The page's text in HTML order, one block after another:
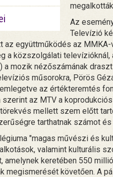
Az
Televízió
az együttműködés az
a közszolgálati
a mozik nézőszámának
műsorokra, Pörös
az értékteremtés
az MTV a
mellett szem előtt
tarthatnak számot
"magas művészi és
valamint kulturális
amelynek keretében 550
megismerését követően. A